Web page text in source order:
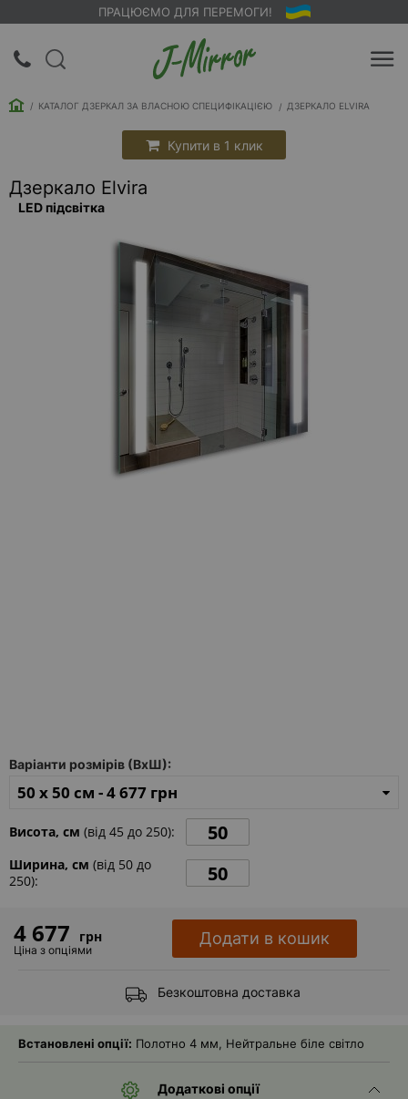
ПРАЦЮЄМО ДЛЯ ПЕРЕМОГИ!
КАТАЛОГ ДЗЕРКАЛ ЗА ВЛАСНОЮ СПЕЦИФІКАЦІЄЮ ДЗЕРКАЛО ELVIRA
Купити в 1 клик
Дзеркало Elvira
LED підсвітка
Варіанти розмірів (ВхШ):
50 x 50 см -4 677 грн
Висота, см (від 45 до 250):
Ширина, см (від 50 до
250):
4 677 грн
Ціна з опціями
Додати в кошик
Безкоштовна доставка
Встановлені опції: Полотно 4 мм, Нейтральне біле світло
Додаткові опції